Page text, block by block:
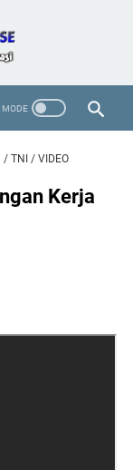
/ TNI / VIDEO
Kerja